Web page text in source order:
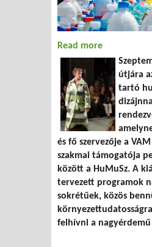
Read more
útjára
tartó
és fő szervezője a
szakmai támogatója
között a HuMuSz. A
tervezett programok
sokrétűek, közös
felhívni a